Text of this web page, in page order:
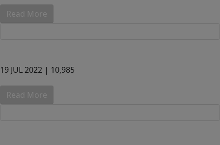
Read More
19 JUL 2022 | 10,985
Read More